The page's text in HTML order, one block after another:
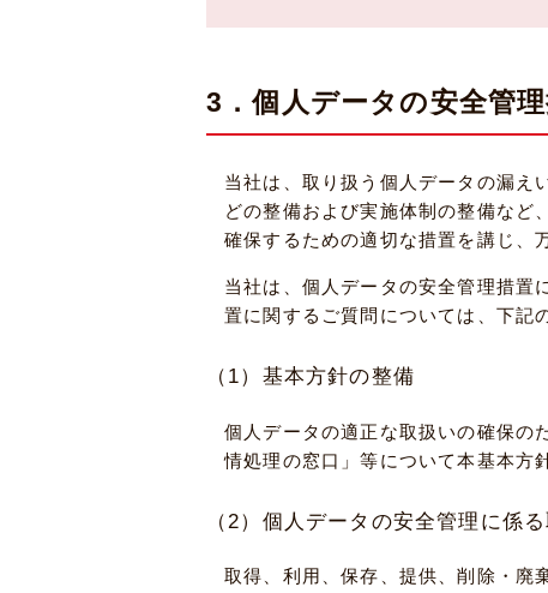
3．個人データの安全管
当社は、取り扱う個人データの漏え
どの整備および実施体制の整備など
確保するための適切な措置を講じ、
当社は、個人データの安全管理措置
置に関するご質問については、下記
（1）基本方針の整備
個人データの適正な取扱いの確保の
情処理の窓口」等について本基本方
（2）個人データの安全管理に係
取得、利用、保存、提供、削除・廃